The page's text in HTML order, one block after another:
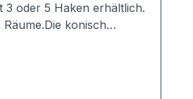
3 oder 5 Haken erhältlich.
konisch